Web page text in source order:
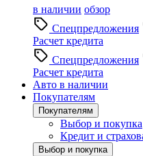
в наличии обзор
Спецпредложения
Расчет кредита
Спецпредложения
Расчет кредита
Авто в наличии
Покупателям
Покупателям
Выбор и покупка
Кредит и
Выбор и покупка